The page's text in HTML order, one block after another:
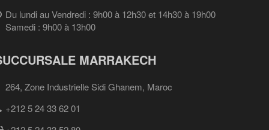
Du lundi au Vendredi : 9h00 à 12h30 et 14h30 à 19h00
Samedi : 9h00 à 13h00
MARRAKECH
264, Zone Industrielle Sidi Ghanem, Maroc
+212 5 24 33 62 01